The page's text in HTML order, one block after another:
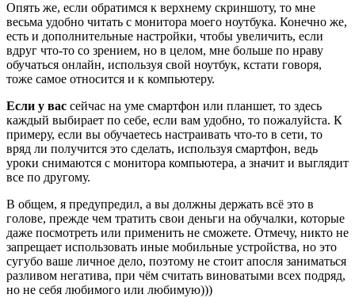
Опять же, если обратимся к верхнему скриншоту, то мне
весьма удобно читать с монитора моего ноутбука. Конечно же,
есть и дополнительные настройки, чтобы увеличить, если
вдруг что-то со зрением, но в целом, мне больше по нраву
обучаться онлайн, используя свой ноутбук, кстати говоря,
тоже самое относится и к компьютеру.
Если у вас сейчас на уме смартфон или планшет, то здесь
каждый выбирает по себе, если вам удобно, то пожалуйста. К
примеру, если вы обучаетесь настраивать что-то в сети, то
вряд ли получится это сделать, используя смартфон, ведь
уроки снимаются с монитора компьютера, а значит и выглядит
все по другому.
В общем, я предупредил, а вы должны держать всё это в
голове, прежде чем тратить свои деньги на обучалки, которые
даже посмотреть или применить не сможете. Отмечу, никто не
запрещает использовать иные мобильные устройства, но это
сугубо ваше личное дело, поэтому не стоит апосля заниматься
разливом негатива, при чём считать виноватыми всех подряд,
но не себя любимого или любимую)))